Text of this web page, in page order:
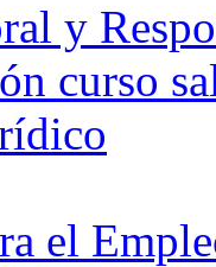
y
curso
el